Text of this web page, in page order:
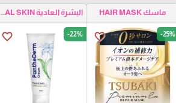
ماسك HAIR MASK
favorite_border -25%
البشرة العادية NORMAL SKIN
favorite_border -22%